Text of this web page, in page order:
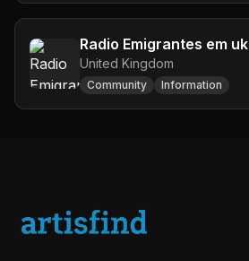
Radio Emigrantes em uk
United Kingdom
Community Information